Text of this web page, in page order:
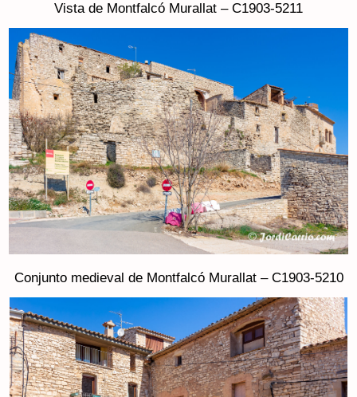
Vista de Montfalcó Murallat – C1903-5211
Conjunto medieval de Montfalcó Murallat – C1903-5210